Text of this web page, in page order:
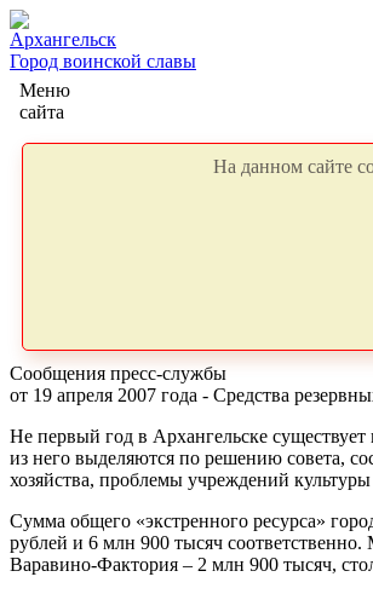
Архангельск
Город воинской славы
Меню
сайта
На данном сайте
Сообщения пресс-службы
от 19 апреля 2007 года - Средства
Не первый год в Архангельске
из него выделяются по решению совета,
хозяйства, проблемы учреждений
Сумма общего «экстренного ресурса»
рублей и 6 млн 900 тысяч
Варавино-Фактория – 2 млн 900 тысяч,